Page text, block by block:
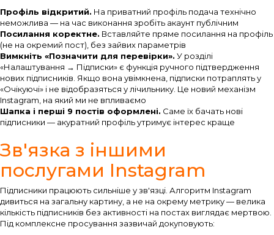
Профіль відкритий. На приватний профіль подача технічно
неможлива — на час виконання зробіть акаунт публічним
Посилання коректне. Вставляйте пряме посилання на профіль
(не на окремий пост), без зайвих параметрів
Вимкніть «Позначити для перевірки». У розділі
«Налаштування → Підписки» є функція ручного підтвердження
нових підписників. Якщо вона увімкнена, підписки потраплять у
«Очікуючі» і не відобразяться у лічильнику. Це новий механізм
Instagram, на який ми не впливаємо
Шапка і перші 9 постів оформлені. Саме їх бачать нові
підписники — акуратний профіль утримує інтерес краще
Зв'язка з іншими
послугами Instagram
Підписники працюють сильніше у зв'язці. Алгоритм Instagram
дивиться на загальну картину, а не на окрему метрику — велика
кількість підписників без активності на постах виглядає мертвою.
Під комплексне просування зазвичай докуповують: